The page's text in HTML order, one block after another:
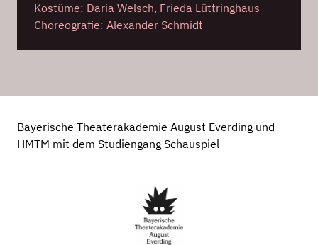
Kostüme: Daria Welsch, Frieda Lüttringhaus
Choreografie: Alexander Schmidt
Bayerische Theaterakademie August Everding und
HMTM mit dem Studiengang Schauspiel